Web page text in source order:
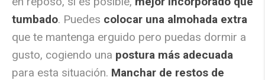
tumbado. Puedes colocar una almohada extra
que te mantenga erguido pero puedas dormir a
gusto, cogiendo una postura más adecuada
para esta situación. Manchar de restos de